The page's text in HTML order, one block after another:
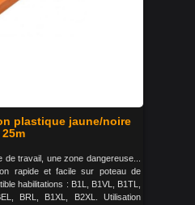
plastique jaune/noire
25m
travail, une zone dangereuse...
rapide et facile sur poteau de
habilitations : B1L, B1VL, B1TL,
BRL, B1XL, B2XL. Utilisation